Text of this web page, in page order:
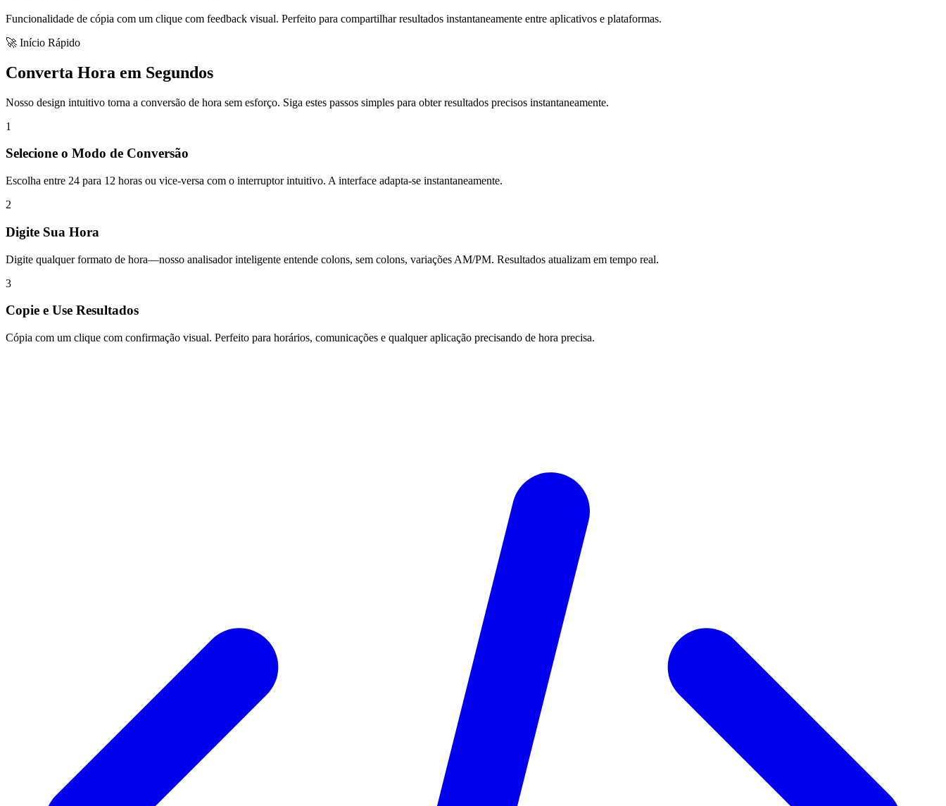
Funcionalidade de cópia com um clique com feedback visual. Perfeito para compartilhar resultados instantaneamente entre aplicativos e plataformas.
🚀 Início Rápido
Converta Hora em Segundos
Nosso design intuitivo torna a conversão de hora sem esforço. Siga estes passos simples para obter resultados precisos instantaneamente.
1
Selecione o Modo de Conversão
Escolha entre 24 para 12 horas ou vice-versa com o interruptor intuitivo. A interface adapta-se instantaneamente.
2
Digite Sua Hora
Digite qualquer formato de hora—nosso analisador inteligente entende colons, sem colons, variações AM/PM. Resultados atualizam em tempo real.
3
Copie e Use Resultados
Cópia com um clique com confirmação visual. Perfeito para horários, comunicações e qualquer aplicação precisando de hora precisa.